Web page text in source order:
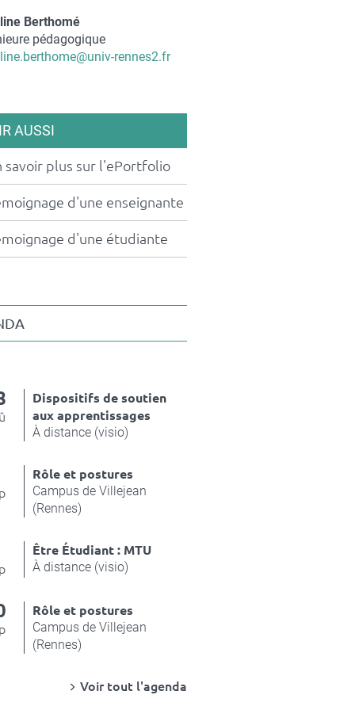
Berthomé
pédagogique
rennes2.fr
AUSSI
savoir plus sur l'ePortfolio
d'une enseignante
d'une étudiante
Dispositifs de soutien
aux apprentissages
À distance (visio)
Rôle et postures
Campus de Villejean
(Rennes)
Être Étudiant : MTU
À distance (visio)
Rôle et postures
Campus de Villejean
(Rennes)
Voir tout l'agenda